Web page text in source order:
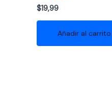
$19,99
Añadir al carrito